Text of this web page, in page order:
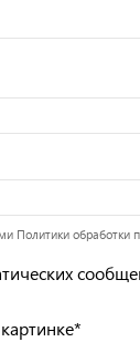
Политики обработки
*